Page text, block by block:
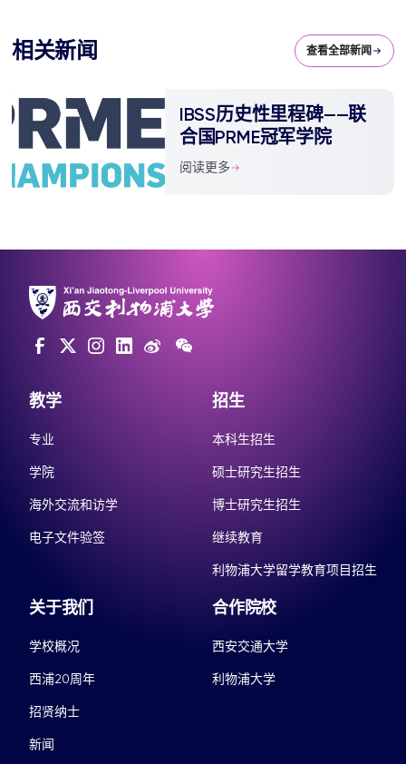
相关新闻 查看全部新闻
IBSS历史性里程碑——联
合国PRME冠军学院
阅读更多
教学
专业
学院
海外交流和访学
电子文件验签
招生
本科生招生
硕士研究生招生
博士研究生招生
继续教育
利物浦大学留学教育项目招生
关于我们
学校概况
西浦20周年
招贤纳士
新闻
合作院校
西安交通大学
利物浦大学